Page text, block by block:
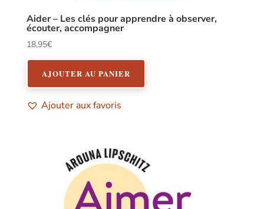
Aider – Les clés pour apprendre à observer,
écouter, accompagner
18,95€
AJOUTER AU PANIER
Ajouter aux favoris